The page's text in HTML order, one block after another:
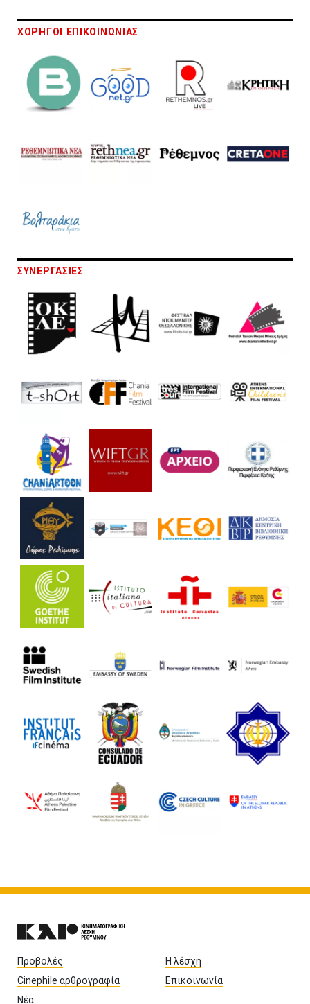
ΧΟΡΗΓΟΙ ΕΠΙΚΟΙΝΩΝΙΑΣ
ΣΥΝΕΡΓΑΣΙΕΣ
Προβολές
Cinephile αρθρογραφία
Νέα
Η λέσχη
Επικοινωνία